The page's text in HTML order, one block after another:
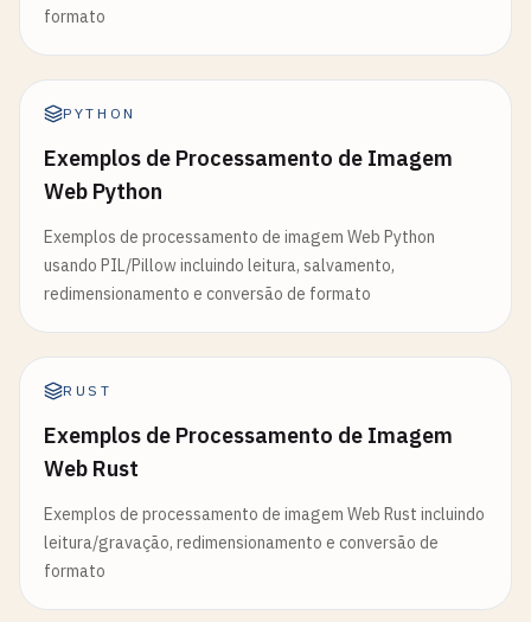
formato
PYTHON
Exemplos de Processamento de Imagem
Web Python
Exemplos de processamento de imagem Web Python
usando PIL/Pillow incluindo leitura, salvamento,
redimensionamento e conversão de formato
RUST
Exemplos de Processamento de Imagem
Web Rust
Exemplos de processamento de imagem Web Rust incluindo
leitura/gravação, redimensionamento e conversão de
formato